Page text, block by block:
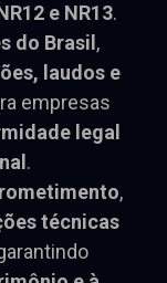
e NR13.
do Brasil ,
laudos e
empresas
legal
.
,
técnicas